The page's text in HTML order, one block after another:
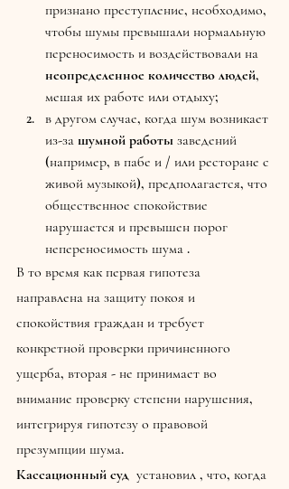
признано преступление, необходимо,
чтобы шумы превышали нормальную
переносимость и воздействовали на
неопределенное количество людей,
мешая их работе или отдыху;
в другом случае, когда шум возникает
из-за шумной работы заведений
(например, в пабе и / или ресторане с
живой музыкой), предполагается, что
общественное спокойствие
нарушается и превышен порог
непереносимость шума .
В то время как первая гипотеза
направлена ​​на защиту покоя и
спокойствия граждан и требует
конкретной проверки причиненного
ущерба, вторая - не принимает во
внимание проверку степени нарушения,
интегрируя гипотезу о правовой
презумпции шума.
Кассационный суд установил , что, когда